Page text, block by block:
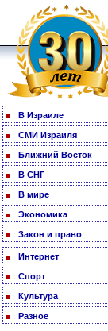
В Израиле
СМИ Израиля
Ближний Восток
В СНГ
В мире
Экономика
Закон и право
Интернет
Спорт
Культура
Разное